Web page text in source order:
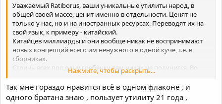
Уважаемый Ratiborus, ваши уникальные утилиты народ, в
общей своей массе, ценит именно в отдельности. Ценят не
только у нас, но и на иностранных ресурсах. Переводят их на
свой язык, к примеру - китайский.
Китайцев миллиарды и они вообще никак не воспринимают
новых концепций всего им ненужного в одной куче, т.е. в
сборниках.
Стричь всех под одну гребёнку вам никак не получится. Во
многом рискуете потерять, люди свои аналогичные начнут
выпускать. Ваши сборники никакого распространения не
получат.
Нажмите, чтобы раскрыть...
Так мне гораздо нравится всё в одном флаконе , и
одного братана знаю , пользует утилиту 21 года ,